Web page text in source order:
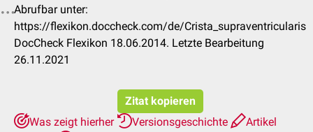
Abrufbar unter:
https://flexikon.doccheck.com/de/Crista_supraventricularis
DocCheck Flexikon 18.06.2014. Letzte Bearbeitung
26.11.2021
Zitat kopieren
Was zeigt hierher
Versionsgeschichte
Artikel